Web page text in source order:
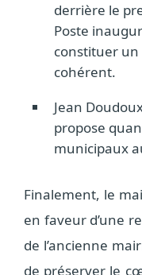
derrière le
Poste
constituer
cohérent.
Jean
propose
municipaux
Finalement, le
en faveur d’une
de l’ancienne
de préserver le